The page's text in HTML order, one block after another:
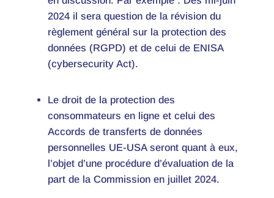
2024 il sera question de la révision du
règlement général sur la protection des
données (RGPD) et de celui de ENISA
(cybersecurity Act).
Le droit de la protection des
consommateurs en ligne et celui des
Accords de transferts de données
personnelles UE-USA seront quant à eux,
l’objet d’une procédure d’évaluation de la
part de la Commission en juillet 2024.